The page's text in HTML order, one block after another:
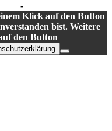
-
Klick auf den Button
bist. Weitere
den Button